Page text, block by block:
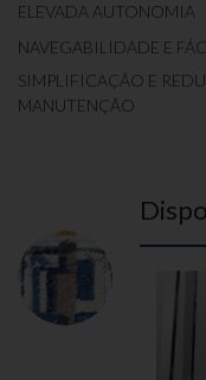
ELEVADA AUTONOMIA
NAVEGABILIDADE E
SIMPLIFICAÇÃO E
MANUTENÇÃO